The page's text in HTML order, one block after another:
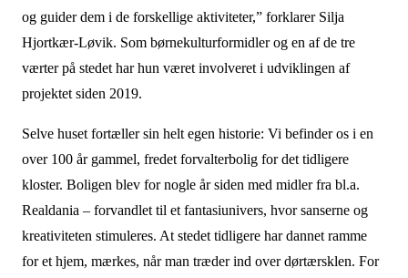
og guider dem i de forskellige aktiviteter,” forklarer Silja
Hjortkær-Løvik. Som børnekulturformidler og en af de tre
værter på stedet har hun været involveret i udviklingen af
projektet siden 2019.
Selve huset fortæller sin helt egen historie: Vi befinder os i en
over 100 år gammel, fredet forvalterbolig for det tidligere
kloster. Boligen blev for nogle år siden med midler fra bl.a.
Realdania – forvandlet til et fantasiunivers, hvor sanserne og
kreativiteten stimuleres. At stedet tidligere har dannet ramme
for et hjem, mærkes, når man træder ind over dørtærsklen. For